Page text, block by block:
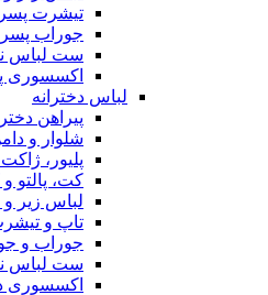
تیشرت
جوراب
ست لباس
اکسسوری
لباس دخترانه
پیراهن
شلوار و
پلیور،
کت، پالتو
لباس زیر و
تاپ و
جوراب و
ست لباس
اکسسوری